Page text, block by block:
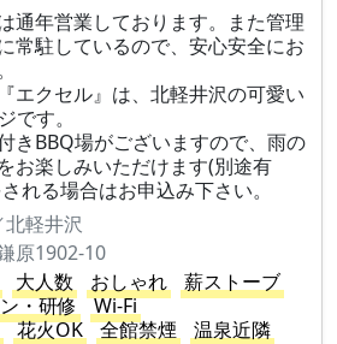
通年営業しております。また管理
常駐しているので、安心安全にお
エクセル』は、北軽井沢の可愛い
です。
きBBQ場がございますので、雨の
お楽しみいただけます(別途有
れる場合はお申込み下さい。
軽井沢
原1902-10
大人数 おしゃれ
薪ストーブ
・研修
Wi-Fi
花火OK 全館禁煙
温泉近隣